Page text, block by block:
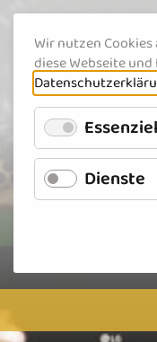
Wir nutzen
diese Webseite
Dienste